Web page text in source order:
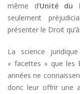
même d’Unité du
seulement
présenter le Droit
La science
« facettes » que les
années ne
donc leur offrir une